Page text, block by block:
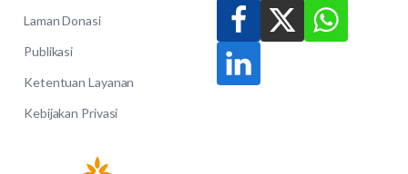
Laman Donasi
Publikasi
Ketentuan Layanan
Kebijakan Privasi